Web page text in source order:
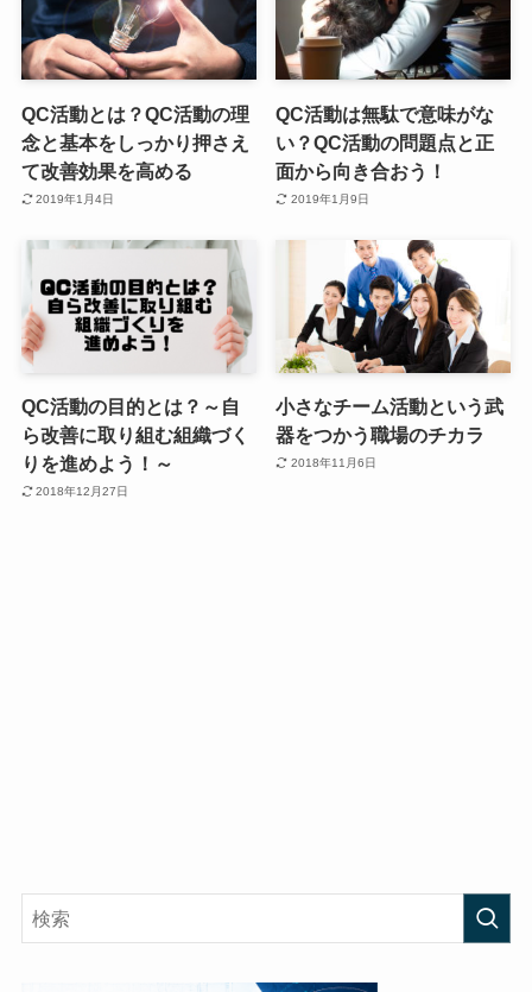
QC活動とは？QC活動の理
念と基本をしっかり押さえ
て改善効果を高める
2019年1月4日
QC活動は無駄で意味がな
い？QC活動の問題点と正
面から向き合おう！
2019年1月9日
QC活動の目的とは？～自
ら改善に取り組む組織づく
りを進めよう！～
2018年12月27日
小さなチーム活動という武
器をつかう職場のチカラ
2018年11月6日